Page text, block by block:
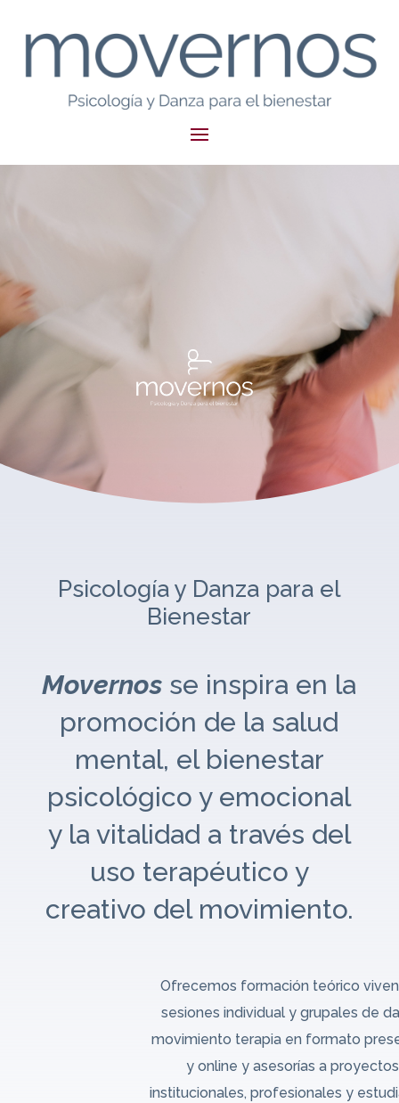
Psicología y Danza para el
Bienestar
Movernos se inspira en la
promoción de la salud
mental, el bienestar
psicológico y emocional
y la vitalidad a través del
uso terapéutico y
creativo del movimiento.
Ofrecemos formación teórico
sesiones individual y grupales de
movimiento terapia en formato
y online y asesorías a proyectos
institucionales, profesionales y